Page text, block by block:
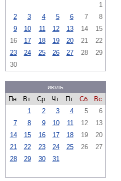
1
2
3 4 5 6 7
8
9
10 11 12 13 14
15
16
17 18 19 20 21
22
23
24 25 26 27 28
29
30
июль
Пн
Вт Ср Чт Пт Сб
Вс
1
2 3 4 5
6
7
8 9 10 11 12
13
14
15 16 17 18 19
20
21
22 23 24 25 26
27
28
29 30 31